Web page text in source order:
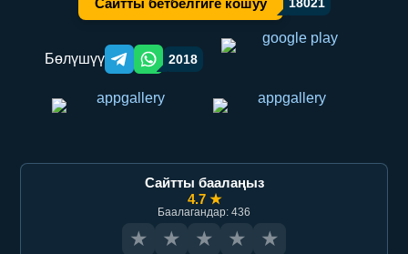
18021
Бөлүшүү Telegram orqali ulashish
WhatsApp orqali ulashish
2018
Сайтты баалаңыз
4.7 ★
Баалагандар: 436
★ ★ ★ ★ ★